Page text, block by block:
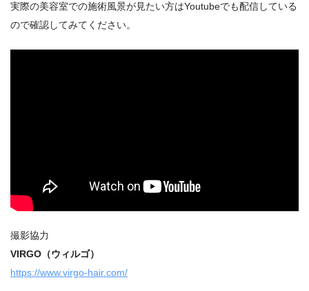
実際の美容室での施術風景が見たい方はYoutubeでも配信している
ので確認してみてください。
撮影協力
VIRGO（ウィルゴ）
https://www.virgo-hair.com/